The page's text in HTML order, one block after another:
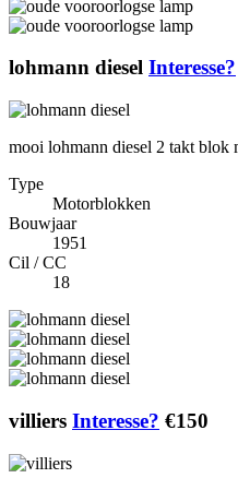
lohmann diesel Interesse?
mooi lohmann diesel 2 takt blok
Type
Motorblokken
Bouwjaar
1951
Cil / CC
18
villiers Interesse? €150